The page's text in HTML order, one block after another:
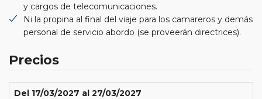
y cargos de telecomunicaciones.
Ni la propina al final del viaje para los camareros y demás
personal de servicio abordo (se proveerán directrices).
Precios
Del 17/03/2027 al 27/03/2027